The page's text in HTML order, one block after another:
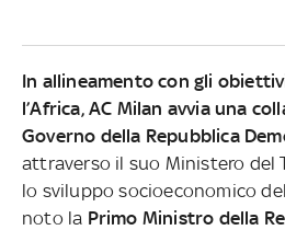
In allineamento con gli
l’Africa, AC Milan avvia una
Governo della Repubblica
attraverso il suo Ministero del
lo sviluppo socioeconomico
noto la Primo Ministro della